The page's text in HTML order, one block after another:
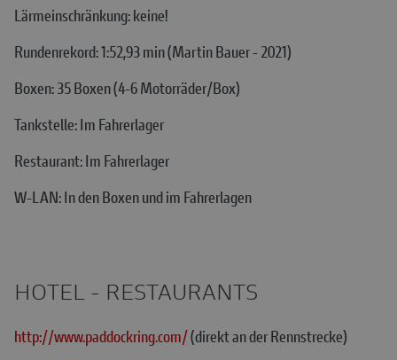
Lärmeinschränkung: keine!
Rundenrekord: 1:52,93 min (Martin Bauer - 2021)
Boxen: 35 Boxen (4-6 Motorräder/Box)
Tankstelle: Im Fahrerlager
Restaurant: Im Fahrerlager
W-LAN: In den Boxen und im Fahrerlagen
HOTEL - RESTAURANTS
http://www.paddockring.com/(direkt an der Rennstrecke)